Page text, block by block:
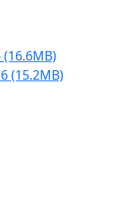
(16.6MB)
(15.2MB)